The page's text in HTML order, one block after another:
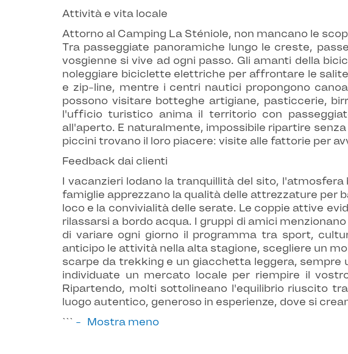
Attività e vita locale
Attorno al Camping La Sténiole, non mancano le
Tra passeggiate panoramiche lungo le creste,
vosgienne si vive ad ogni passo. Gli amanti della
noleggiare biciclette elettriche per affrontare le
e zip-line, mentre i centri nautici propongono
possono visitare botteghe artigiane, pasticcerie,
l'ufficio turistico anima il territorio con
all'aperto. E naturalmente, impossibile ripartire
piccini trovano il loro piacere: visite alle fattorie per
Feedback dai clienti
I vacanzieri lodano la tranquillità del sito,
famiglie apprezzano la qualità delle attrezzature per
loco e la convivialità delle serate. Le coppie attive
rilassarsi a bordo acqua. I gruppi di amici
di variare ogni giorno il programma tra sport,
anticipo le attività nella alta stagione, scegliere un
scarpe da trekking e un giacchetta leggera,
individuate un mercato locale per riempire il
Ripartendo, molti sottolineano l'equilibrio riuscito
luogo autentico, generoso in esperienze, dove si
```
Mostra meno